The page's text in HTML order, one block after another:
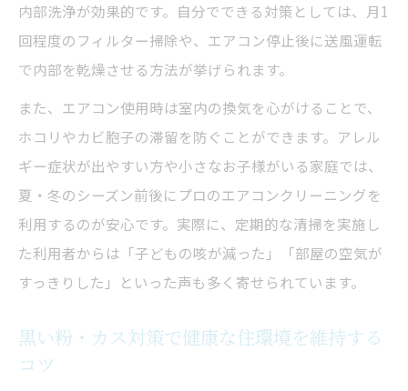
内部洗浄が効果的です。自分でできる対策としては、月1
回程度のフィルター掃除や、エアコン停止後に送風運転
で内部を乾燥させる方法が挙げられます。
また、エアコン使用時は室内の換気を心がけることで、
ホコリやカビ胞子の滞留を防ぐことができます。アレル
ギー症状が出やすい方や小さなお子様がいる家庭では、
夏・冬のシーズン前後にプロのエアコンクリーニングを
利用するのが安心です。実際に、定期的な清掃を実施し
た利用者からは「子どもの咳が減った」「部屋の空気が
すっきりした」といった声も多く寄せられています。
黒い粉・カス対策で健康な住環境を維持する
コツ